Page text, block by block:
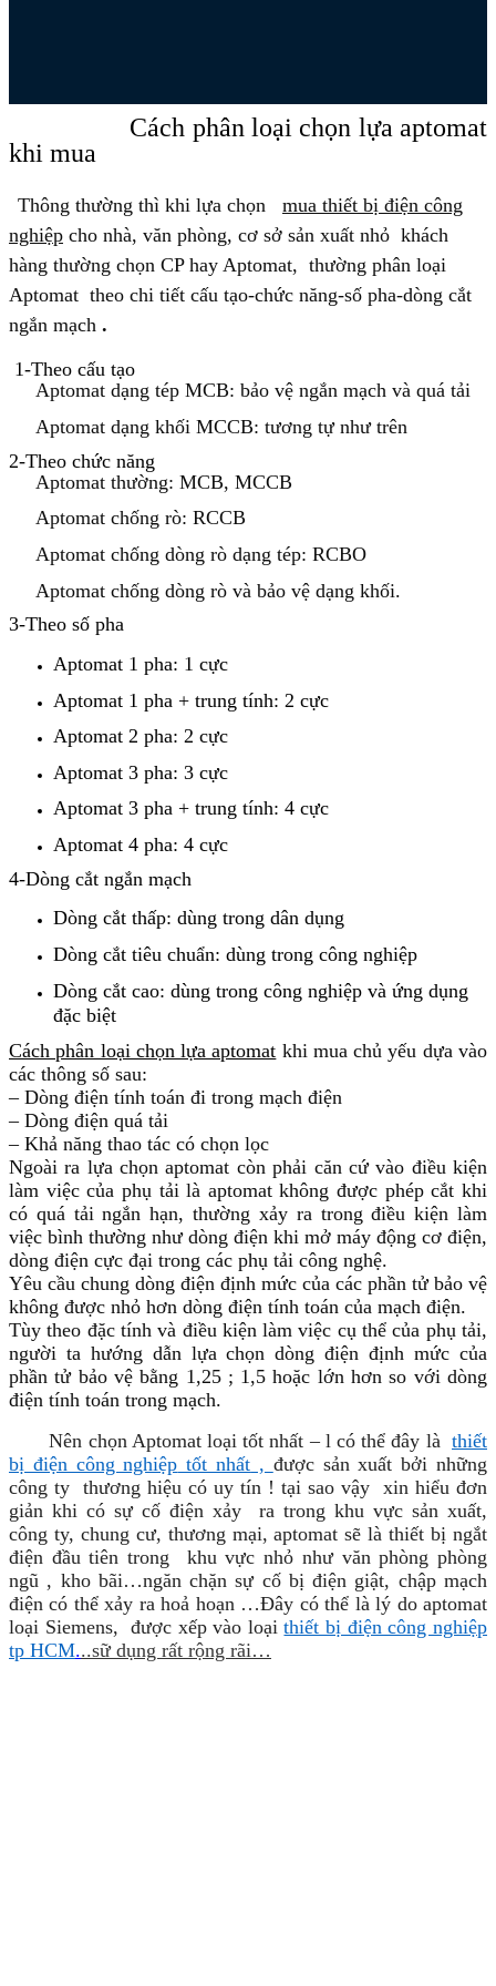
Cách phân loại chọn lựa aptomat
khi mua
Thông thường thì khi lựa chọn mua thiết bị điện công
nghiệp cho nhà, văn phòng, cơ sở sản xuất nhỏ khách
hàng thường chọn CP hay Aptomat, thường phân loại
Aptomat theo chi tiết cấu tạo-chức năng-số pha-dòng cắt
ngắn mạch .
1-Theo cấu tạo
Aptomat dạng tép MCB: bảo vệ ngắn mạch và quá tải
Aptomat dạng khối MCCB: tương tự như trên
2-Theo chức năng
Aptomat thường: MCB, MCCB
Aptomat chống rò: RCCB
Aptomat chống dòng rò dạng tép: RCBO
Aptomat chống dòng rò và bảo vệ dạng khối.
3-Theo số pha
Aptomat 1 pha: 1 cực
Aptomat 1 pha + trung tính: 2 cực
Aptomat 2 pha: 2 cực
Aptomat 3 pha: 3 cực
Aptomat 3 pha + trung tính: 4 cực
Aptomat 4 pha: 4 cực
4-Dòng cắt ngắn mạch
Dòng cắt thấp: dùng trong dân dụng
Dòng cắt tiêu chuẩn: dùng trong công nghiệp
Dòng cắt cao: dùng trong công nghiệp và ứng dụng
đặc biệt
Cách phân loại chọn lựa aptomat khi mua chủ yếu dựa vào
các thông số sau:
– Dòng điện tính toán đi trong mạch điện
– Dòng điện quá tải
– Khả năng thao tác có chọn lọc
Ngoài ra lựa chọn aptomat còn phải căn cứ vào điều kiện
làm việc của phụ tải là aptomat không được phép cắt khi
có quá tải ngắn hạn, thường xảy ra trong điều kiện làm
việc bình thường như dòng điện khi mở máy động cơ điện,
dòng điện cực đại trong các phụ tải công nghệ.
Yêu cầu chung dòng điện định mức của các phần tử bảo vệ
không được nhỏ hơn dòng điện tính toán của mạch điện.
Tùy theo đặc tính và điều kiện làm việc cụ thể của phụ tải,
người ta hướng dẫn lựa chọn dòng điện định mức của
phần tử bảo vệ bằng 1,25 ; 1,5 hoặc lớn hơn so với dòng
điện tính toán trong mạch.
Nên chọn Aptomat loại tốt nhất – l có thể đây làthiết
bị điện công nghiệp tốt nhất , được sản xuất bởi những
công ty thương hiệu có uy tín ! tại sao vậy xin hiểu đơn
giản khi có sự cố điện xảy ra trong khu vực sản xuất,
công ty, chung cư, thương mại, aptomat sẽ là thiết bị ngắt
điện đầu tiên trong khu vực nhỏ như văn phòng phòng
ngũ , kho bãi…ngăn chặn sự cố bị điện giật, chập mạch
điện có thể xảy ra hoả hoạn …Đây có thể là lý do aptomat
loại Siemens, được xếp vào loạithiết bị điện công nghiệp
tp HCM...sữ dụng rất rộng rãi…